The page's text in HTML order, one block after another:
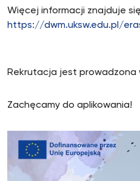
Więcej informacji znajduje
https://dwm.uksw.edu.pl/
Rekrutacja jest prowadzona
Zachęcamy do aplikowania!